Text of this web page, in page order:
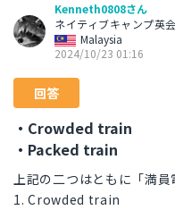
Kenneth0808さん
ネイティブキャンプ英
Malaysia
2024/10/23 01:16
回答
・Crowded train
・Packed train
上記の二つはともに「満員
1. Crowded train